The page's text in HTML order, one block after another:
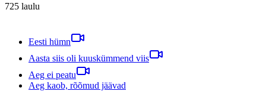
725 laulu
Eesti hümn
Aasta siis oli kuuskümmend viis
Aeg ei peatu
Aeg kaob, rõõmud jäävad